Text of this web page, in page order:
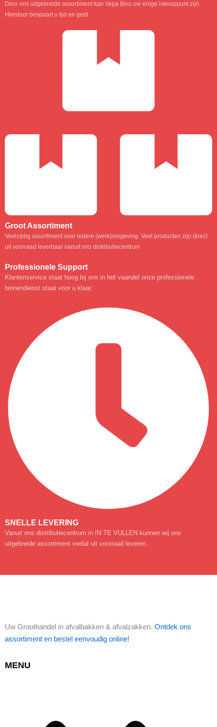
Door ons uitgebreide assortiment kan Vepa Bins uw enige inkooppunt zijn.
Hierdoor bespaart u tijd en geld.
Groot Assortiment
Veelzijdig assortiment voor iedere (werk)omgeving. Veel producten zijn direct
uit voorraad leverbaar vanuit ons distributiecentrum
Professionele Support
Klantenservice staat hoog bij ons in het vaandel onze professionele
binnendienst staat voor u klaar.
SNELLE LEVERING
Vanuit ons distributiecentrum in IN TE VULLEN kunnen wij ons
uitgebreide assortiment veelal uit voorraad leveren.
Uw Groothandel in afvalbakken & afvalzakken. Ontdek ons
assortiment en bestel eenvoudig online!
MENU